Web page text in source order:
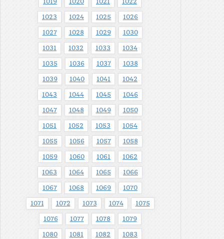
1019 1020 1021 1022
1023 1024 1025 1026
1027 1028 1029 1030
1031 1032 1033 1034
1035 1036 1037 1038
1039 1040 1041 1042
1043 1044 1045 1046
1047 1048 1049 1050
1051 1052 1053 1054
1055 1056 1057 1058
1059 1060 1061 1062
1063 1064 1065 1066
1067 1068 1069 1070
1071 1072 1073 1074 1075
1076 1077 1078 1079
1080 1081 1082 1083